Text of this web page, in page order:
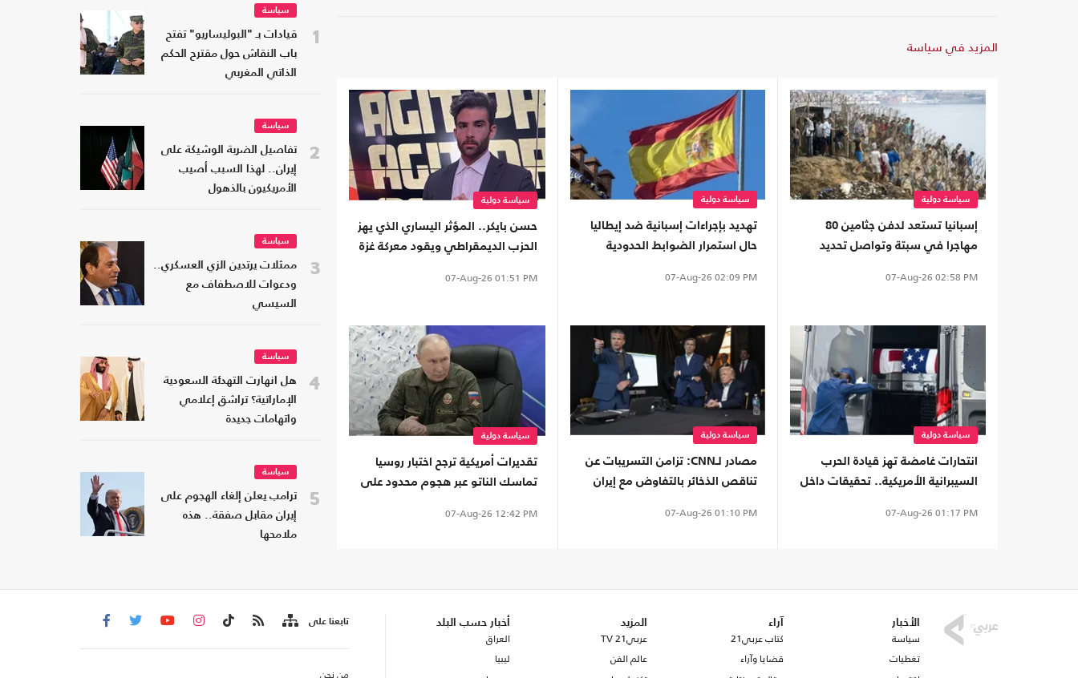
المزيد في سياسة
سياسة دولية
إسبانيا تستعد لدفن جثامين 80
مهاجرا في سبتة وتواصل تحديد
07-Aug-26 02:58 PM
سياسة دولية
تهديد بإجراءات إسبانية ضد إيطاليا
حال استمرار الضوابط الحدودية
07-Aug-26 02:09 PM
سياسة دولية
حسن بايكر.. المؤثر اليساري الذي يهز
الحزب الديمقراطي ويقود معركة غزة
07-Aug-26 01:51 PM
سياسة دولية
انتحارات غامضة تهز قيادة الحرب
السيبرانية الأمريكية.. تحقيقات داخل
07-Aug-26 01:17 PM
سياسة دولية
مصادر لـCNN: تزامن التسريبات عن
تناقص الذخائر بالتفاوض مع إيران
07-Aug-26 01:10 PM
سياسة دولية
تقديرات أمريكية ترجح اختبار روسيا
تماسك الناتو عبر هجوم محدود على
07-Aug-26 12:42 PM
1
سياسة
قيادات بـ "البوليساريو" تفتح
باب النقاش حول مقترح الحكم
الذاتي المغربي
2
سياسة
تفاصيل الضربة الوشيكة على
إيران.. لهذا السبب أصيب
الأمريكيون بالذهول
3
سياسة
ممثلات يرتدين الزي العسكري..
ودعوات للاصطفاف مع
السيسي
4
سياسة
هل انهارت التهدئة السعودية
الإماراتية؟ تراشق إعلامي
واتهامات جديدة
5
سياسة
ترامب يعلن إلغاء الهجوم على
إيران مقابل صفقة.. هذه
ملامحها
الأخبار
سياسة
تغطيات
آراء
كتاب عربي21
قضايا وآراء
المزيد
عربي21 TV
عالم الفن
أخبار حسب البلد
العراق
ليبيا
تابعنا على
من نحن